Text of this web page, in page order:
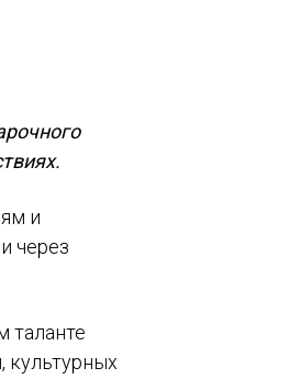
и
через
таланте
культурных